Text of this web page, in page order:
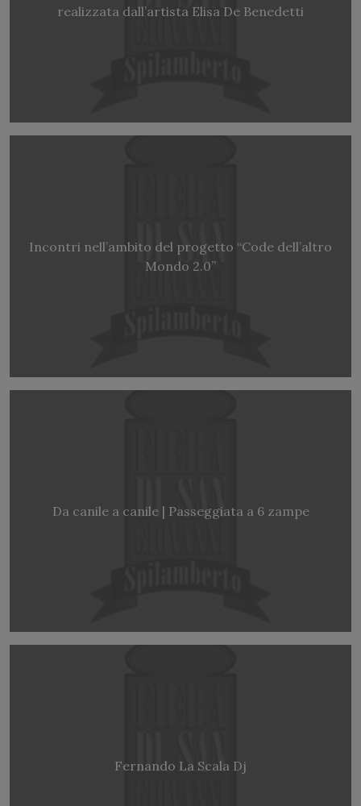
realizzata dall’artista Elisa De Benedetti
Incontri nell’ambito del progetto “Code dell’altro
Mondo 2.0”
Da canile a canile | Passeggiata a 6 zampe
Fernando La Scala Dj